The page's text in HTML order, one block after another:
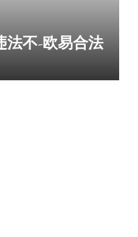
法不-欧易合法